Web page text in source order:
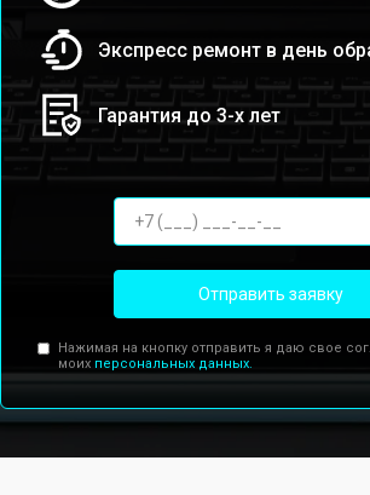
Экспресс ремонт в день
Гарантия до 3-х лет
Отправить заявку
Нажимая на кнопку отправить я даю свое
моих персональных данных.